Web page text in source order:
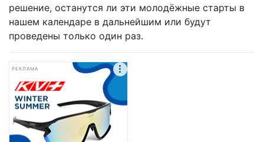
решение, останутся ли эти молодёжные старты в
нашем календаре в дальнейшим или будут
проведены только один раз.
РЕКЛАМА